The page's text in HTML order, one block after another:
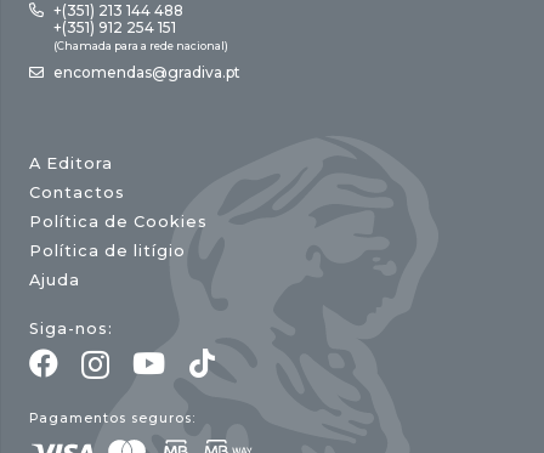
+(351) 213 144 488
+(351) 912 254 151
(Chamada para a rede nacional)
encomendas@gradiva.pt
A Editora
Contactos
Política de Cookies
Política de litígio
Ajuda
Siga-nos:
Pagamentos seguros: